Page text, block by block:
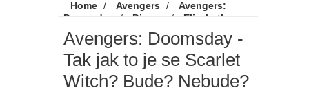
Home / Avengers /
Avengers:
Doomsday
/ Disney /
Elizabeth
Olsen
/ Novinky
Scarlet Witch /
Avengers: Doomsday -
Tak jak to je se Scarlet Witch? Bude?
Nebude?
Avengers: Doomsday -
Tak jak to je se Scarlet
Witch? Bude? Nebude?